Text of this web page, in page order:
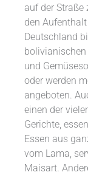
auf der
den
Deutschland
bolivianischen
und
oder werden
angeboten.
einen der
Gerichte,
Essen aus
vom Lama,
Maisart.